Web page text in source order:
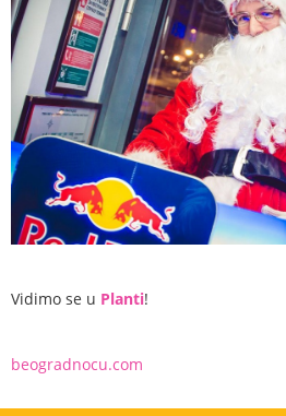
Vidimo se u Planti!
beogradnocu.com